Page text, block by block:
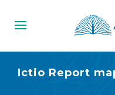
Ictio Report